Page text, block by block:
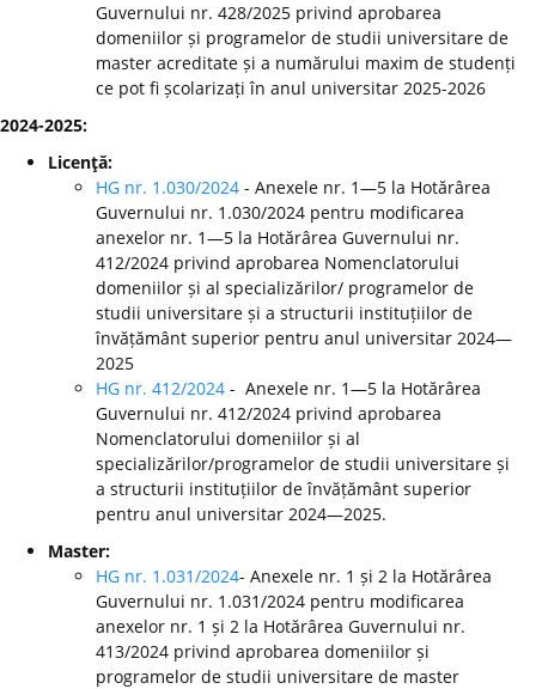
Guvernului nr. 428/2025 privind aprobarea
domeniilor și programelor de studii universitare de
master acreditate și a numărului maxim de studenți
ce pot fi școlarizați în anul universitar 2025-2026
2024-2025:
Licenţă:
HG nr. 1.030/2024 - Anexele nr. 1—5 la Hotărârea
Guvernului nr. 1.030/2024 pentru modificarea
anexelor nr. 1—5 la Hotărârea Guvernului nr.
412/2024 privind aprobarea Nomenclatorului
domeniilor și al specializărilor/ programelor de
studii universitare și a structurii instituțiilor de
învățământ superior pentru anul universitar 2024—
2025
HG nr. 412/2024 - Anexele nr. 1—5 la Hotărârea
Guvernului nr. 412/2024 privind aprobarea
Nomenclatorului domeniilor și al
specializărilor/programelor de studii universitare și
a structurii instituțiilor de învățământ superior
pentru anul universitar 2024—2025.
Master:
HG nr. 1.031/2024- Anexele nr. 1 și 2 la Hotărârea
Guvernului nr. 1.031/2024 pentru modificarea
anexelor nr. 1 și 2 la Hotărârea Guvernului nr.
413/2024 privind aprobarea domeniilor și
programelor de studii universitare de master